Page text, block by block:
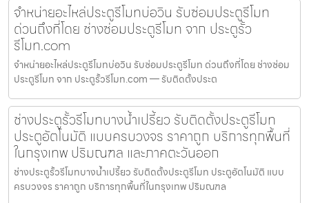
จำหน่ายอะไหล่ประตูรีโมทบ่อวิน รับซ่อมประตูรีโมท
ด่วนถึงที่โดย ช่างซ่อมประตูรีโมท จาก ประตูรั้ว
รีโมท.com
จำหน่ายอะไหล่ประตูรีโมทบ่อวิน รับซ่อมประตูรีโมท ด่วนถึงที่โดย ช่างซ่อม
ประตูรีโมท จาก ประตูรั้วรีโมท.com — รับติดตั้งประต
ช่างประตูรั้วรีโมทบางน้ำเปรี้ยว รับติดตั้งประตูรีโมท
ประตูอัตโนมัติ แบบครบวงจร ราคาถูก บริการทุกพื้นที่
ในกรุงเทพ ปริมณฑล และภาคตะวันออก
ช่างประตูรั้วรีโมทบางน้ำเปรี้ยว รับติดตั้งประตูรีโมท ประตูอัตโนมัติ แบบ
ครบวงจร ราคาถูก บริการทุกพื้นที่ในกรุงเทพ ปริมณฑล